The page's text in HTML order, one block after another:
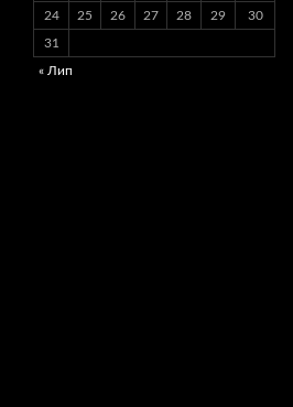
24 25 26 27 28 29 30
31
« Лип